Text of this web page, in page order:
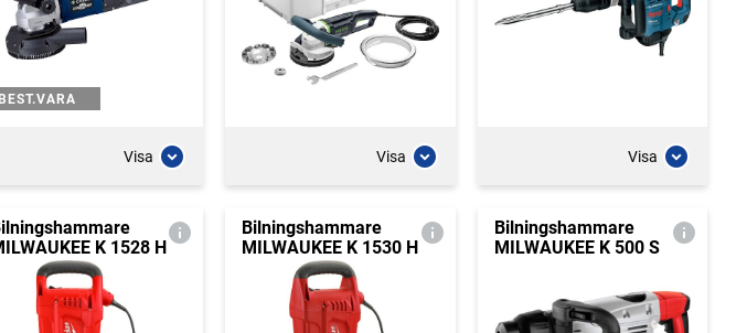
BEST.VARA
Visa Visa Visa
K 1528 H
Bilningshammare
MILWAUKEE K 1530 H
Bilningshammare
MILWAUKEE K 500 S